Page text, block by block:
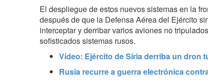
El despliegue de estos nuevos sistemas en la
después de que la Defensa Aérea del Ejército
interceptar y derribar varios aviones no
sofisticados sistemas rusos.
Vídeo: Ejército de Siria derriba un dron
Rusia recurre a guerra electrónica